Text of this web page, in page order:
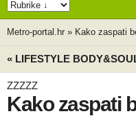
Metro-portal.hr » Kako zaspati
« LIFESTYLE
ZZZZZ
Kako zaspati